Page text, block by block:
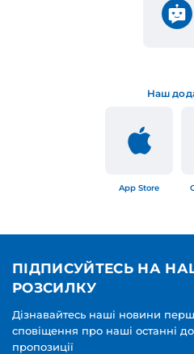
Наш
App Store
ПІДПИСУЙТЕСЬ НА
РОЗСИЛКУ
Дізнавайтесь наші новини
сповіщення про наші останні
пропозиції